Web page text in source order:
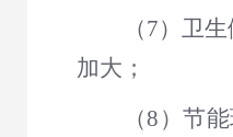
（7）卫
加大；
（8）节